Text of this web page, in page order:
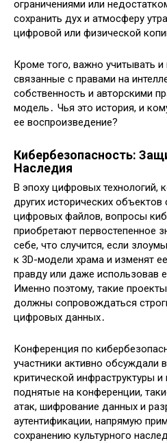
ограничениями или
сохранить дух и атмосферу
цифровой или физической
Кроме того, важно учитывать
связанные с правами на
собственность и авторскими
модель․ Чья это история, и
ее воспроизведение?
Кибербезопасность:
Наследия
В эпоху цифровых технологий,
других исторических
цифровых файлов, вопросы
приобретают первостепенное
себе, что случится, если
к 3D-модели храма и изменят
правду или даже использовав
Именно поэтому, такие
должны сопровождаться
цифровых данных․
Конференция по
участники активно обсуждали
критической инфраструктуры
поднятые на конференции,
атак, шифрование данных и
аутентификации, напрямую
сохранению культурного